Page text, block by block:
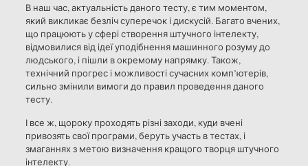
В наш час, актуальність даного тесту, є тим моментом,
який викликає безліч суперечок і дискусій. Багато вчених,
що працюють у сфері створення штучного інтелекту,
відмовилися від ідеї уподібнення машинного розуму до
людського, і пішли в окремому напрямку. Також,
технічний прогрес і можливості сучасних комп’ютерів,
сильно змінили вимоги до правил проведення даного
тесту.
І все ж, щороку проходять різні заходи, куди вчені
привозять свої програми, беруть участь в тестах, і
змаганнях з метою визначення кращого творця штучного
інтелекту.